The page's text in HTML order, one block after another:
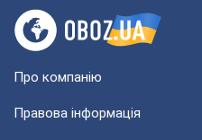
Про компанію
Правова інформація